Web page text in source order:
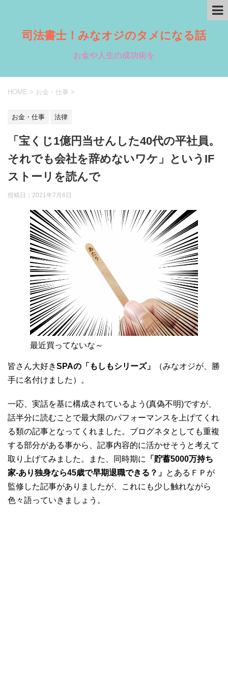
司法書士！みなオジのタメになる話
お金や人生の成功術を
HOME > お金・仕事 >
お金・仕事 法律
「宝くじ1億円当せんした40代の平社員。
それでも会社を辞めないワケ」というIF
ストーリを読んで
投稿日： 2021年7月6日
最近買ってないな～
皆さん大好きSPAの「もしもシリーズ」
（みなオジが、勝
手に名付けました）。
一応、実話を基に構成されているよう(真偽不明)ですが、
話半分に読むことで最大限のパフォーマンスを上げてくれ
る類の記事となってくれました。ブログネタとしても重複
する部分がある事から、記事内容的に活かせそうと考えて
取り上げてみました。また、同時期に
「貯蓄5000万持ち
家-あり独身なら45歳で早期退職できる？」 とあるＦＰが
監修した記事がありましたが、これにも少し触れながら
色々語っていきましょう。